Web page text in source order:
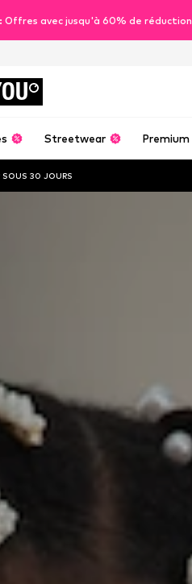
Offres avec jusqu'à 60% de réduction
Streetwear Premium
SOUS 30 JOURS